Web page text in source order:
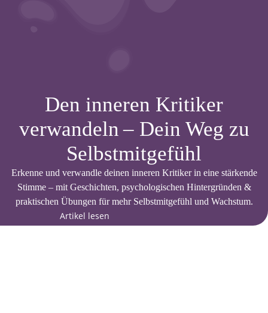
Den inneren Kritiker
verwandeln – Dein Weg zu
Selbstmitgefühl
Erkenne und verwandle deinen inneren Kritiker in eine stärkende
Stimme – mit Geschichten, psychologischen Hintergründen &
praktischen Übungen für mehr Selbstmitgefühl und Wachstum.
Artikel lesen